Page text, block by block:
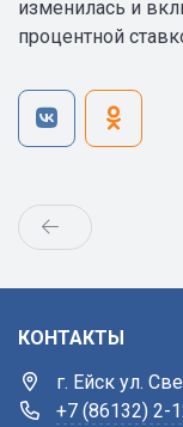
изменилась и
процентной
КОНТАКТЫ
г. Ейск ул.
+7 (86132) 2-